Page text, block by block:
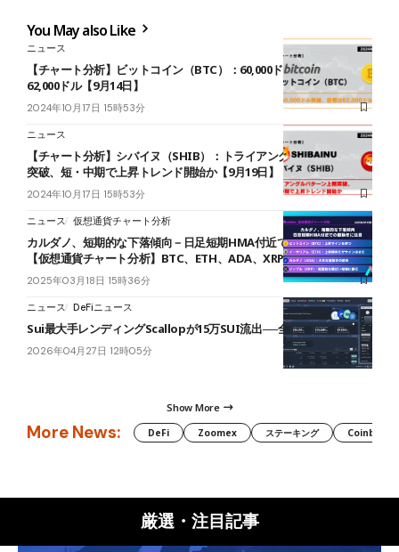
You May also Like
ニュース
【チャート分析】ビットコイン（BTC）：60,000ドル突破、目標は
62,000ドル【9月14日】
2024年10月17日 15時53分
ニュース
【チャート分析】シバイヌ（SHIB）：トライアングルパターン上限
突破、短・中期で上昇トレンド開始か【9月19日】
2024年10月17日 15時53分
ニュース 仮想通貨チャート分析
カルダノ、短期的な下落傾向－日足短期HMA付近での値動きに注目
【仮想通貨チャート分析】BTC、ETH、ADA、XRP
2025年03月18日 15時36分
ニュース DeFiニュース
Sui最大手レンディングScallopが15万SUI流出──全額補填を表明
2026年04月27日 12時05分
Show More
More News: DeFi Zoomex ステーキング Coinbase
厳選・注目記事